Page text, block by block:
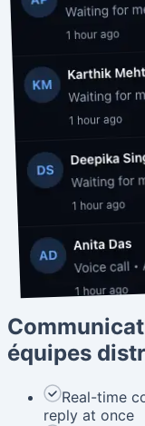
équipes
Real-time
reply at once